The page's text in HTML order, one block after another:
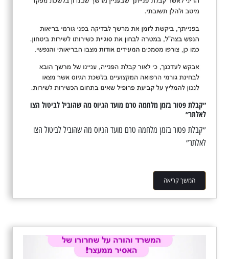
״קבלת פטור בזמן מלחמה טרם מועד הגיוס מה שהוביל לביטול הצו
לאלתר״
״קבלת פטור בזמן מלחמה טרם מועד הגיוס מה שהוביל לביטול הצו
לאלתר״
המשך קריאה